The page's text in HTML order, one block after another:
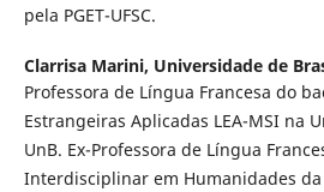
pela PGET-UFSC.
Clarrisa Marini, Universidade de
Professora de Língua Francesa do
Estrangeiras Aplicadas LEA-MSI na
UnB. Ex-Professora de Língua
Interdisciplinar em Humanidades